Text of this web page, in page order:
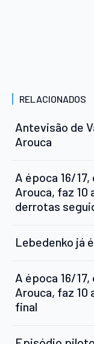
RELACIONADOS
Antevisão de
Arouca
A época 16/
Arouca, faz 10
derrotas
Lebedenko já
A época 16/
Arouca, faz
final